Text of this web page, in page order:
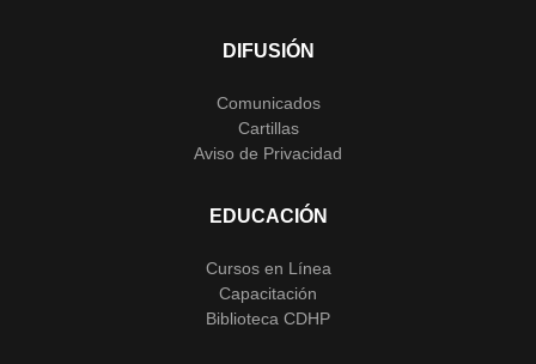
DIFUSIÓN
Comunicados
Cartillas
Aviso de Privacidad
EDUCACIÓN
Cursos en Línea
Capacitación
Biblioteca CDHP